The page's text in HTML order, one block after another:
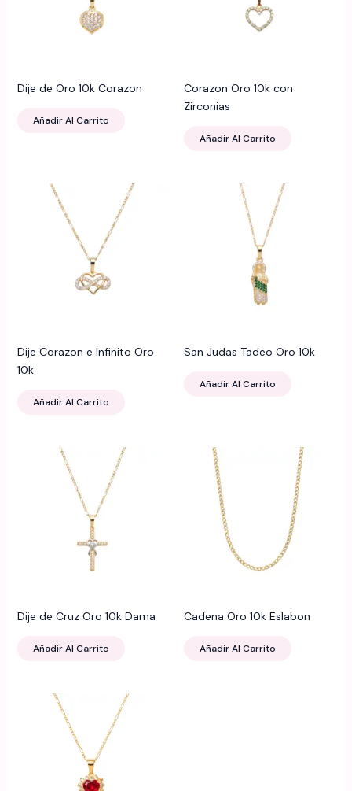
Dije de Oro 10k Corazon
Añadir Al Carrito
Corazon Oro 10k con
Zirconias
Añadir Al Carrito
Dije Corazon e Infinito Oro
10k
Añadir Al Carrito
San Judas Tadeo Oro 10k
Añadir Al Carrito
Dije de Cruz Oro 10k Dama
Añadir Al Carrito
Cadena Oro 10k Eslabon
Añadir Al Carrito